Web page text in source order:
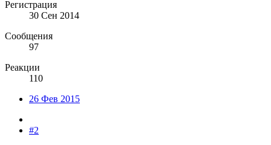
Регистрация
30 Сен 2014
Сообщения
97
Реакции
110
26 Фев 2015
#2